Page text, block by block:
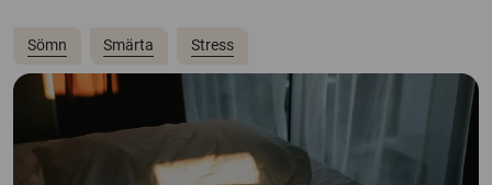
Sömn Smärta Stress